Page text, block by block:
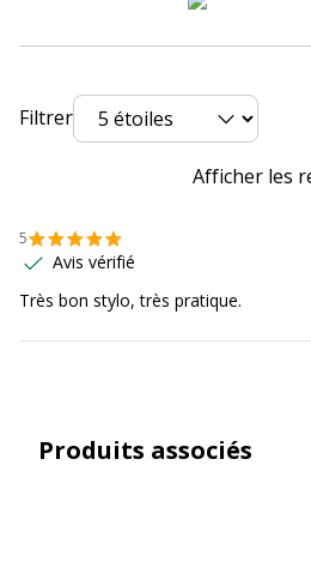
Filtrer
Afficher les
5
Avis vérifié
Très bon stylo, très pratique.
Produits associés